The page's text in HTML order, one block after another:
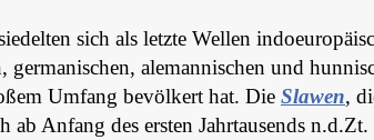
sich als letzte Wellen
alemannischen und
Umfang bevölkert hat. Die Slawen,
ab Anfang des ersten Jahrtausends